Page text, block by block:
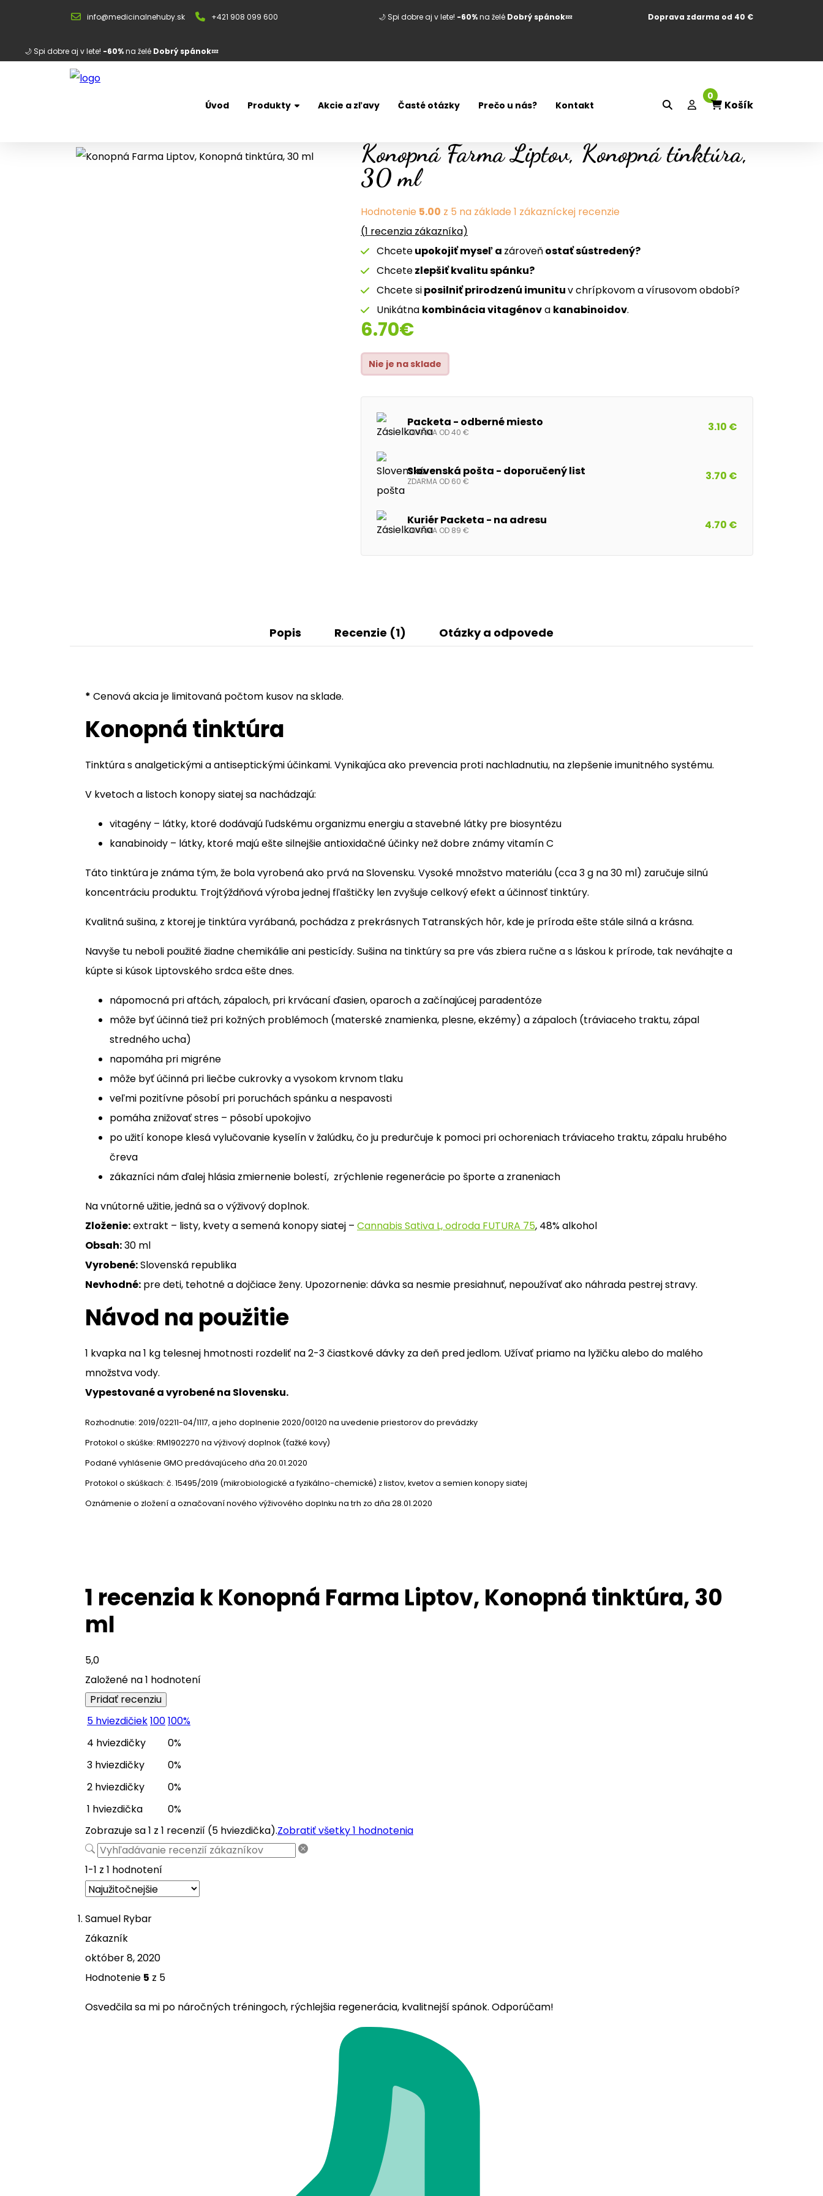
info@medicinalnehuby.sk +421 908 099 600 🌙 Spi dobre aj v lete! -60%na želé Dobrý spánok💤 Doprava zdarma od 40 €
🌙 Spi dobre aj v lete! -60%na želé Dobrý spánok💤
Úvod Produkty Akcie a zľavy Časté otázky Prečo u nás? Kontakt Košík
0
Konopná Farma Liptov, Konopná tinktúra,
30 ml
Hodnotenie 5.00 z 5 na základe 1 zákazníckej recenzie
(1 recenzia zákazníka)
Chceteupokojiť myseľ a zároveňostať sústredený?
Chcetezlepšiť kvalitu spánku?
Chcete siposilniťprirodzenú imunituv chrípkovom a vírusovom období?
Unikátna kombinácia vitagénova kanabinoidov.
6.70€
Nie je na sklade
Packeta - odberné miesto
ZDARMA OD 40 € 3.10 €
Slovenská pošta - doporučený list
ZDARMA OD 60 € 3.70 €
Kuriér Packeta - na adresu
ZDARMA OD 89 € 4.70 €
Popis Recenzie (1) Otázky a odpovede
* Cenová akcia je limitovaná počtom kusov na sklade.
Konopná tinktúra
Tinktúra s analgetickými a antiseptickými účinkami. Vynikajúca ako prevencia proti nachladnutiu, na zlepšenie imunitného systému.
V kvetoch a listoch konopy siatej sa nachádzajú:
vitagény – látky, ktoré dodávajú ľudskému organizmu energiu a stavebné látky pre biosyntézu
kanabinoidy – látky, ktoré majú ešte silnejšie antioxidačné účinky než dobre známy vitamín C
Táto tinktúra je známa tým, že bola vyrobená ako prvá na Slovensku. Vysoké množstvo materiálu (cca 3 g na 30 ml) zaručuje silnú
koncentráciu produktu. Trojtýždňová výroba jednej fľaštičky len zvyšuje celkový efekt a účinnosť tinktúry.
Kvalitná sušina, z ktorej je tinktúra vyrábaná, pochádza z prekrásnych Tatranských hôr, kde je príroda ešte stále silná a krásna.
Navyše tu neboli použité žiadne chemikálie ani pesticídy. Sušina na tinktúry sa pre vás zbiera ručne a s láskou k prírode, tak neváhajte a
kúpte si kúsok Liptovského srdca ešte dnes.
nápomocná pri aftách, zápaloch, pri krvácaní ďasien, oparoch a začínajúcej paradentóze
môže byť účinná tiež pri kožných problémoch (materské znamienka, plesne, ekzémy) a zápaloch (tráviaceho traktu, zápal
stredného ucha)
napomáha pri migréne
môže byť účinná pri liečbe cukrovky a vysokom krvnom tlaku
veľmi pozitívne pôsobí pri poruchách spánku a nespavosti
pomáha znižovať stres – pôsobí upokojivo
po užití konope klesá vylučovanie kyselín v žalúdku, čo ju predurčuje k pomoci pri ochoreniach tráviaceho traktu, zápalu hrubého
čreva
zákazníci nám ďalej hlásia zmiernenie bolestí, zrýchlenie regenerácie po športe a zraneniach
Na vnútorné užitie, jedná sa o výživový doplnok.
Zloženie:extrakt – listy, kvety a semená konopy siatej – Cannabis Sativa L, odroda FUTURA 75, 48% alkohol
Obsah:30 ml
Vyrobené:Slovenská republika
Nevhodné: pre deti, tehotné a dojčiace ženy. Upozornenie: dávka sa nesmie presiahnuť, nepoužívať ako náhrada pestrej stravy.
Návod na použitie
1 kvapka na 1 kg telesnej hmotnosti rozdeliť na 2-3 čiastkové dávky za deň pred jedlom. Užívať priamo na lyžičku alebo do malého
množstva vody.
Vypestované a vyrobené na Slovensku.
Rozhodnutie: 2019/02211-04/1117, a jeho doplnenie 2020/00120 na uvedenie priestorov do prevádzky
Protokol o skúške: RM1902270 na výživový doplnok (ťažké kovy)
Podané vyhlásenie GMO predávajúceho dňa 20.01.2020
Protokol o skúškach: č. 15495/2019 (mikrobiologické a fyzikálno-chemické) z listov, kvetov a semien konopy siatej
Oznámenie o zložení a označovaní nového výživového doplnku na trh zo dňa 28.01.2020
1 recenzia kKonopná Farma Liptov, Konopná tinktúra, 30
ml
5,0
Založené na 1 hodnotení
Pridať recenziu
5 hviezdičiek100100%
4 hviezdičky
0%
3 hviezdičky
0%
2 hviezdičky
0%
1 hviezdička
0%
Zobrazuje sa 1 z 1 recenzií (5 hviezdička).Zobratiť všetky 1 hodnotenia
1-1 z 1 hodnotení
Samuel Rybar
Zákazník
október 8, 2020
Hodnotenie 5 z 5
Osvedčila sa mi po náročných tréningoch, rýchlejšia regenerácia, kvalitnejší spánok. Odporúčam!